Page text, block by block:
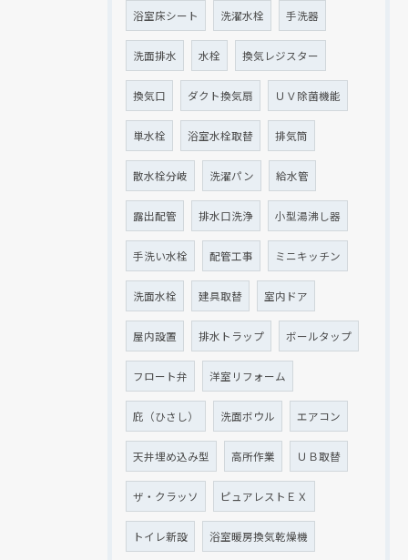
浴室床シート 洗濯水栓 手洗器
洗面排水 水栓 換気レジスター
換気口 ダクト換気扇 ＵＶ除菌機能
単水栓 浴室水栓取替 排気筒
散水栓分岐 洗濯パン 給水管
露出配管 排水口洗浄 小型湯沸し器
手洗い水栓 配管工事 ミニキッチン
洗面水栓 建具取替 室内ドア
屋内設置 排水トラップ ボールタップ
フロート弁 洋室リフォーム
庇（ひさし） 洗面ボウル エアコン
天井埋め込み型 高所作業 ＵＢ取替
ザ・クラッソ ピュアレストＥＸ
トイレ新設 浴室暖房換気乾燥機